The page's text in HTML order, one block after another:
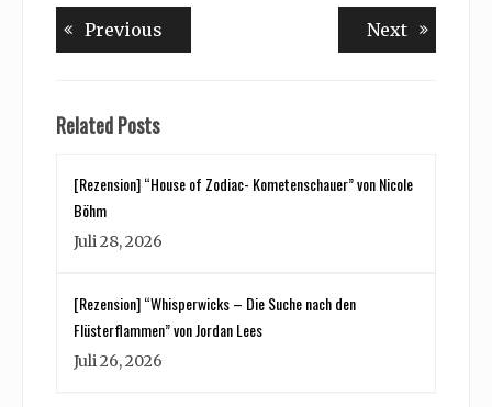
Beitragsnavigation
Previous NextNext
Related Posts
[Rezension] “House of Zodiac- Kometenschauer” von Nicole
Böhm
Juli 28, 2026
[Rezension] “Whisperwicks – Die Suche nach den
Flüsterflammen” von Jordan Lees
Juli 26, 2026